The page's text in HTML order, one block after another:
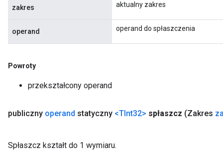
zakres aktualny zakres
operand operand do spłaszczenia
Powroty
przekształcony operand
publiczny operand statyczny <TInt32> spłaszcz (Zakres
Spłaszcz kształt do 1 wymiaru.